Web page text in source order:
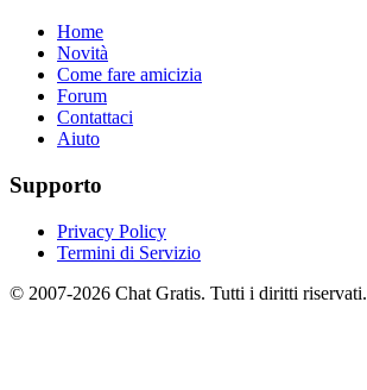
Home
Novità
Come fare amicizia
Forum
Contattaci
Aiuto
Supporto
Privacy Policy
Termini di Servizio
© 2007-2026 Chat Gratis. Tutti i diritti riservati.